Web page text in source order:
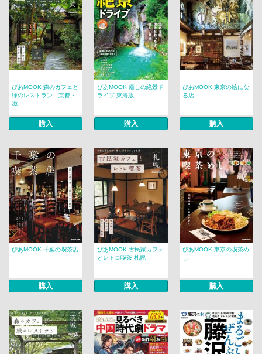
ぴあMOOK 森のカフェと
緑のレストラン 京都・
滋...
購入
ぴあMOOK 癒しの絶景ド
ライブ 東海版
購入
ぴあMOOK 東京の絵にな
る店
購入
ぴあMOOK 千葉の喫茶店
購入
ぴあMOOK 古民家カフェ
とレトロ喫茶 札幌
購入
ぴあMOOK 東京の喫茶め
し
購入